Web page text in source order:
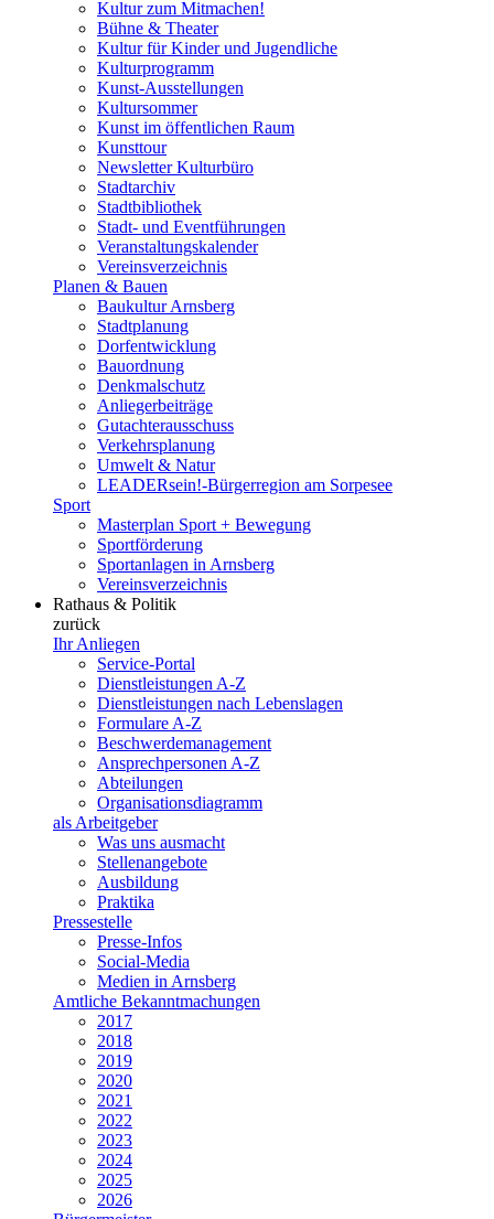
Kultur zum Mitmachen!
Bühne & Theater
Kultur für Kinder und Jugendliche
Kulturprogramm
Kunst-Ausstellungen
Kultursommer
Kunst im öffentlichen Raum
Kunsttour
Newsletter Kulturbüro
Stadtarchiv
Stadtbibliothek
Stadt- und Eventführungen
Veranstaltungskalender
Vereinsverzeichnis
Planen & Bauen
Baukultur Arnsberg
Stadtplanung
Dorfentwicklung
Bauordnung
Denkmalschutz
Anliegerbeiträge
Gutachterausschuss
Verkehrsplanung
Umwelt & Natur
LEADERsein!-Bürgerregion am Sorpesee
Sport
Masterplan Sport + Bewegung
Sportförderung
Sportanlagen in Arnsberg
Vereinsverzeichnis
Rathaus & Politik
zurück
Ihr Anliegen
Service-Portal
Dienstleistungen A-Z
Dienstleistungen nach Lebenslagen
Formulare A-Z
Beschwerdemanagement
Ansprechpersonen A-Z
Abteilungen
Organisationsdiagramm
als Arbeitgeber
Was uns ausmacht
Stellenangebote
Ausbildung
Praktika
Pressestelle
Presse-Infos
Social-Media
Medien in Arnsberg
Amtliche Bekanntmachungen
2017
2018
2019
2020
2021
2022
2023
2024
2025
2026